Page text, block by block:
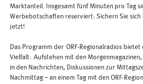
Marktanteil. Insgesamt fünf Minuten pro Tag
Werbebotschaften reserviert: Sichern Sie sich
jetzt!
Das Programm der ORF-Regionalradios bietet
Vielfalt: Aufstehen mit den
in den Nachrichten, Diskussionen zur
Nachmittag – an einem Tag mit den ORF-